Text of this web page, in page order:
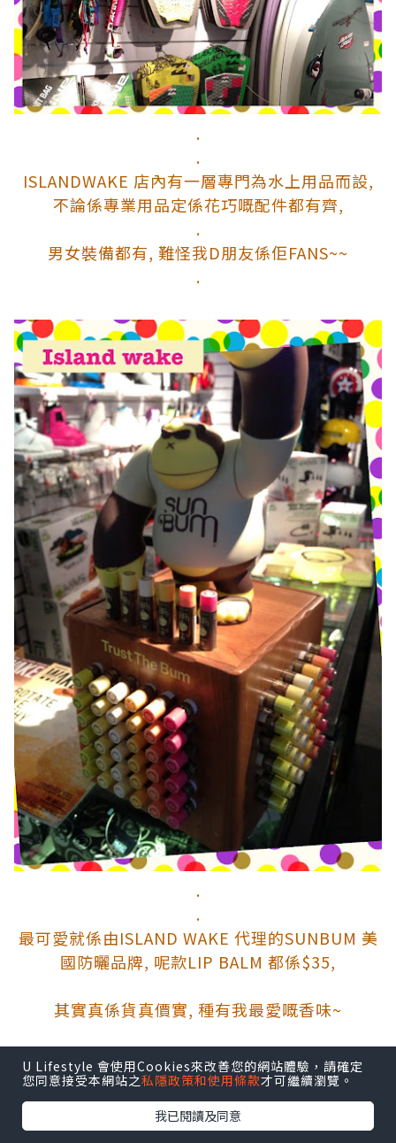
.
.
ISLANDWAKE 店內有一層專門為水上用品而設,
不論係專業用品定係花巧嘅配件都有齊,
.
男女裝備都有, 難怪我D朋友係佢FANS~~
.
.
.
最可愛就係由ISLAND WAKE 代理的SUNBUM 美
國防曬品牌, 呢款LIP BALM 都係$35,
其實真係貨真價實, 種有我最愛嘅香味~
ISLAND WAKE 每人送左一支俾我地呢.~
.
.
U Lifestyle 會使用Cookies來改善您的網站體驗，請確定
您同意接受本網站之私隱政策和使用條款才可繼續瀏覽。
我已閱讀及同意